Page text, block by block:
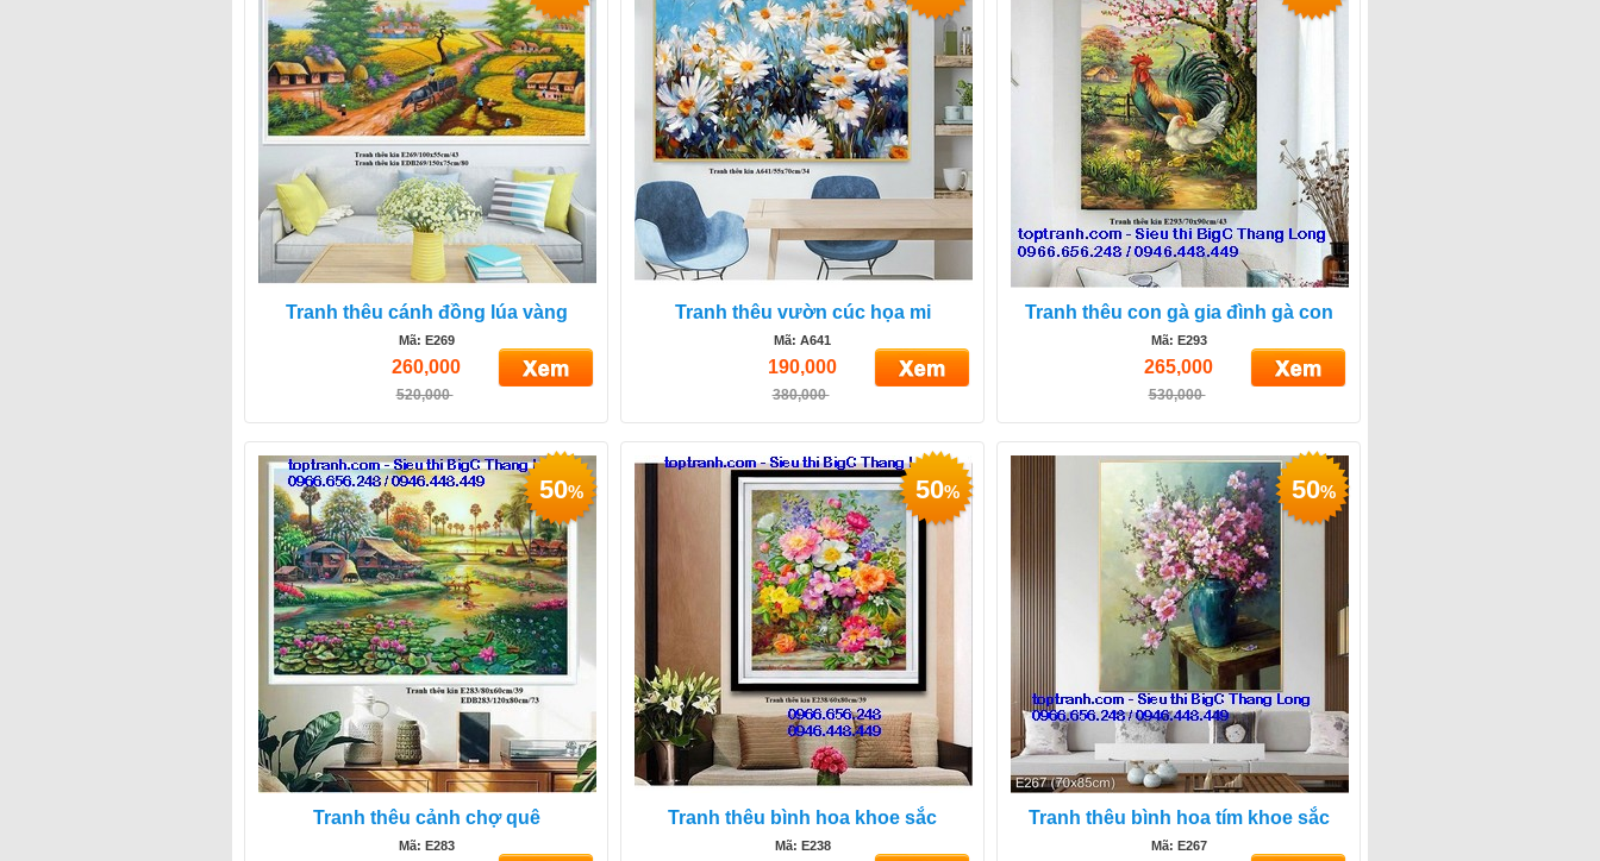
Tranh thêu cánh đồng lúa vàng
Mã: E269
260,000
520,000
Tranh thêu vườn cúc họa mi
Mã: A641
190,000
380,000
Tranh thêu con gà gia đình gà con
Mã: E293
265,000
530,000
Tranh thêu cảnh chợ quê
Mã: E283
50%
Tranh thêu bình hoa khoe sắc
Mã: E238
50%
Tranh thêu bình hoa tím khoe sắc
Mã: E267
50%